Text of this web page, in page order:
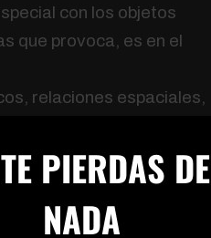
con los objetos
que provoca, es en el
relaciones espaciales,
sensible se
PIERDAS DE
NADA